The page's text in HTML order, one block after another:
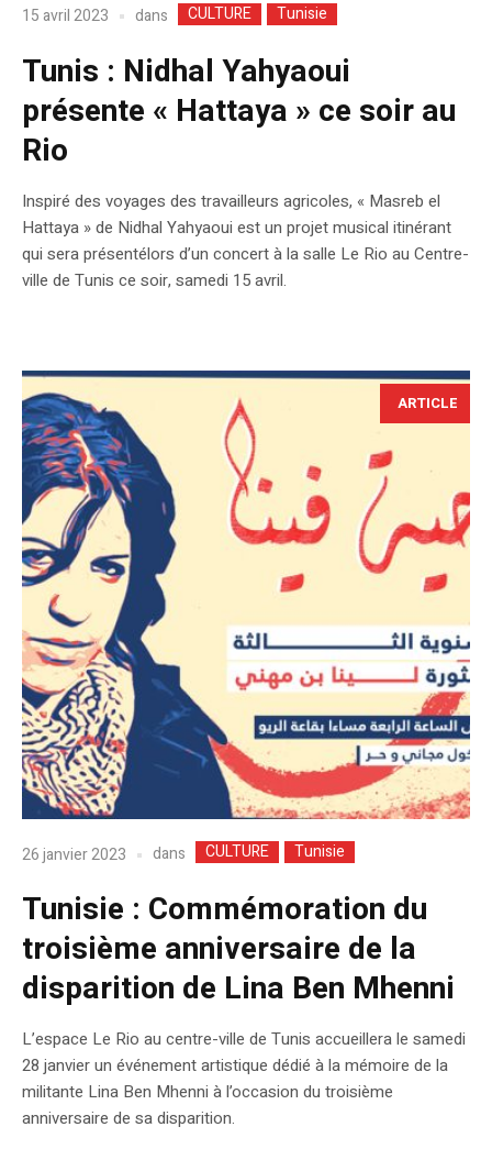
15 avril 2023 dans CULTURE Tunisie
Tunis : Nidhal Yahyaoui
présente « Hattaya » ce soir au
Rio
Inspiré des voyages des travailleurs agricoles, « Masreb el
Hattaya » de Nidhal Yahyaoui est un projet musical itinérant
qui sera présentélors d’un concert à la salle Le Rio au Centre-
ville de Tunis ce soir, samedi 15 avril.
ARTICLE
26 janvier 2023 dans CULTURE Tunisie
Tunisie : Commémoration du
troisième anniversaire de la
disparition de Lina Ben Mhenni
L’espace Le Rio au centre-ville de Tunis accueillera le samedi
28 janvier un événement artistique dédié à la mémoire de la
militante Lina Ben Mhenni à l’occasion du troisième
anniversaire de sa disparition.